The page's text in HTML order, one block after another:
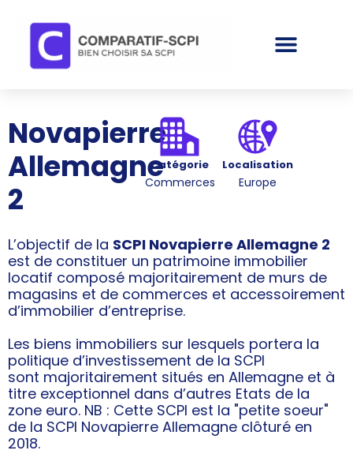
Novapierre
Allemagne
2
Catégorie
Commerces
Localisation
Europe
L’objectif de la SCPI Novapierre Allemagne 2
est de constituer un patrimoine immobilier
locatif composé majoritairement de murs de
magasins et de commerces et accessoirement
d’immobilier d’entreprise.
Les biens immobiliers sur lesquels portera la
politique d’investissement de la SCPI
sont majoritairement situés en Allemagne et à
titre exceptionnel dans d’autres Etats de la
zone euro. NB : Cette SCPI est la "petite soeur"
de la SCPI Novapierre Allemagne clôturé en
2018.